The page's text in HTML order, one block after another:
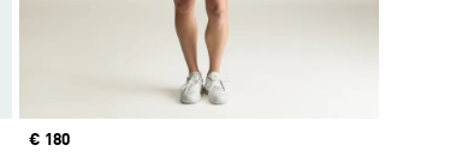
Price
€ 180